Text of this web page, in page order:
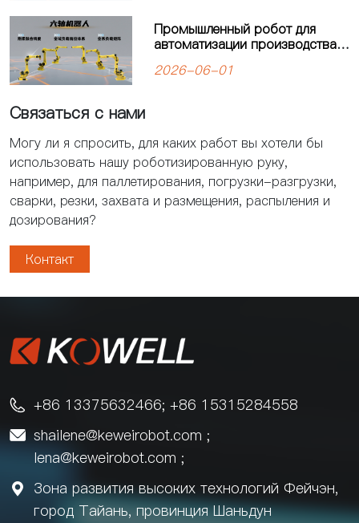
Промышленный робот для
автоматизации производства:
предприятий
2026-06-01
Связаться с нами
Могу ли я спросить, для каких работ вы хотели бы
использовать нашу роботизированную руку,
например, для паллетирования, погрузки-разгрузки,
сварки, резки, захвата и размещения, распыления и
дозирования?
Контакт
 +86 13375632466; +86 15315284558
 shailene@keweirobot.com ;
lena@keweirobot.com ;

Зона развития высоких технологий Фейчэн,
город Тайань, провинция Шаньдун